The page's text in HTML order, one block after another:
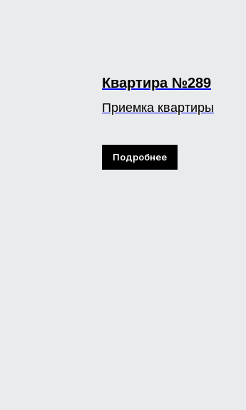
Квартира №289
Приемка квартиры
Подробнее